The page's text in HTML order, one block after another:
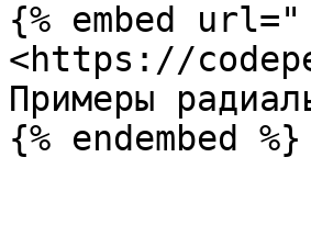
{% embed url="
<https://
Примеры